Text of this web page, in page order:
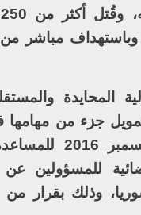
وباستهداف مباشر
المحايدة
جزء من
كانون الأول/
للمسؤولين عن
وذلك بقرار من